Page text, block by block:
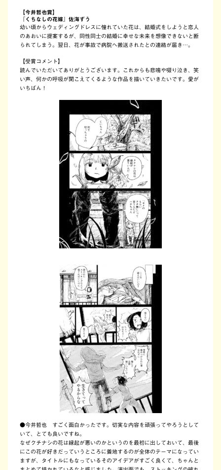
【今井哲也賞】
『くちなしの花嫁』佐海ずう
幼い頃からウェディングドレスに憧れていた花は、結婚式をしようと恋人
のあおいに提案するが、同性同士の結婚に幸せな未来を想像できないと断
られてしまう。翌日、花が事故で病院へ搬送されたとの連絡が届き…。
【受賞コメント】
読んでいただいてありがとうございます。これからも悲鳴や啜り泣き、笑
い声、何かの呼吸が聞こえてくるような作品を描いていきたいです。愛が
いちばん！
●今井哲也 すごく面白かったです。切実な内容を頑張ってやろうとして
いて、とても良いですね。
なぜクチナシの花は縁起が悪いのかというのを最初に出しておいて、最後
にこの花が好きだっていうところに着地するのが全体のテーマになってい
ますが、タイトルにもなっているそのアイデアがすごく良くて、ちゃんと